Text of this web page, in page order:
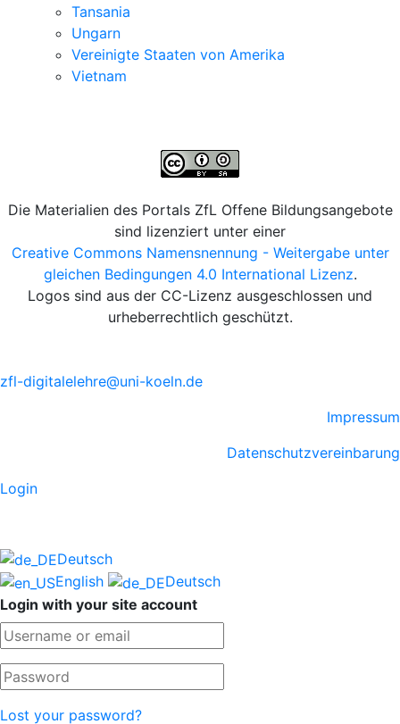
Tansania
Ungarn
Vereinigte Staaten von Amerika
Vietnam
Die Materialien des Portals ZfL Offene Bildungsangebote
sind lizenziert unter einer
Creative Commons Namensnennung - Weitergabe unter
gleichen Bedingungen 4.0 International Lizenz.
Logos sind aus der CC-Lizenz ausgeschlossen und
urheberrechtlich geschützt.
zfl-digitalelehre@uni-koeln.de
Impressum
Datenschutzvereinbarung
Login
Deutsch
English
Deutsch
Login with your site account
Lost your password?